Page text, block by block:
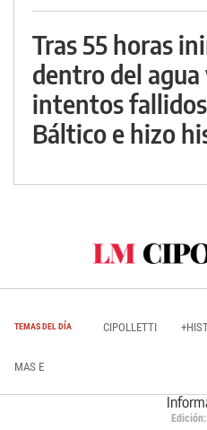
Tras 55 horas
dentro del
intentos
Báltico e hizo
TEMAS DEL DÍA CIPOLLETTI
MAS E
Edición: